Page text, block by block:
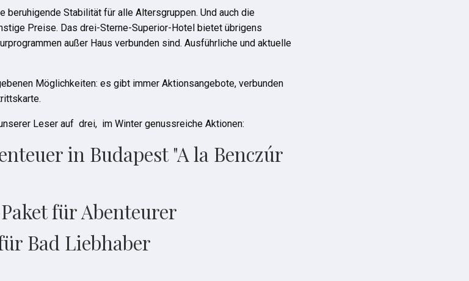
Stabilität für alle Altersgruppen. Und auch die
Preise. Das drei-Sterne-Superior-Hotel bietet übrigens
außer Haus verbunden sind. Ausführliche und aktuelle
Möglichkeiten: es gibt immer Aktionsangebote, verbunden
Leser auf drei, im Winter genussreiche Aktionen:
in Budapest "A la Benczúr
für Abenteurer
Bad Liebhaber